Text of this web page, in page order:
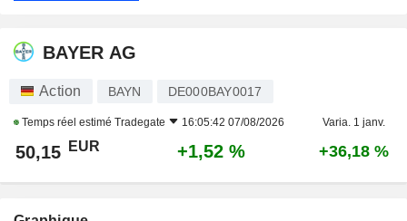
BAYER AG
Action BAYN DE000BAY0017
Temps réel estimé Tradegate 16:05:42 07/08/2026 Varia. 1 janv.
50,15 EUR +1,52 % +36,18 %